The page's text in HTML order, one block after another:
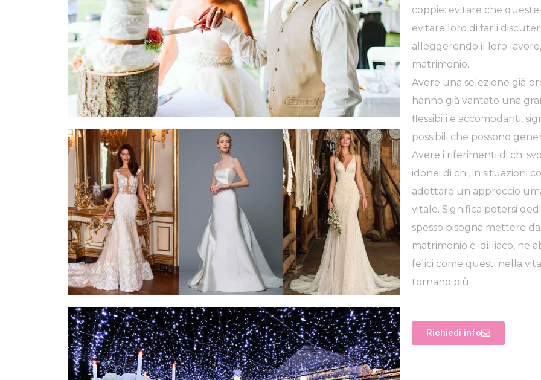
coppie: evitare che
evitare loro di farli
alleggerendo il loro
matrimonio.
Avere una selezione già
hanno già vantato una
flessibili e accomodanti,
possibili che possono
Avere i riferimenti di chi
idonei di chi, in situazioni
adottare un approccio
vitale. Significa potersi
spesso bisogna mettere
matrimonio è idilliaco, ne
felici come questi nella
tornano più.
Richiedi info